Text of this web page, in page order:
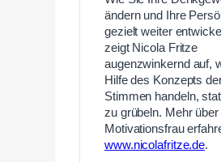
ändern und Ihre
gezielt weiter
zeigt Nicola Fritze
augenzwinkernd auf,
Hilfe des Konzepts
Stimmen handeln,
zu grübeln. Mehr über
Motivationsfrau
www.nicolafritze.de.